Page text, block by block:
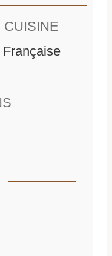
t
e
CUISINE
Française